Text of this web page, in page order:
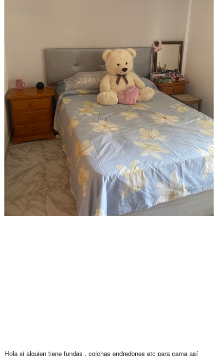
Hola si alguien tiene fundas , colchas endredones etc para cama así